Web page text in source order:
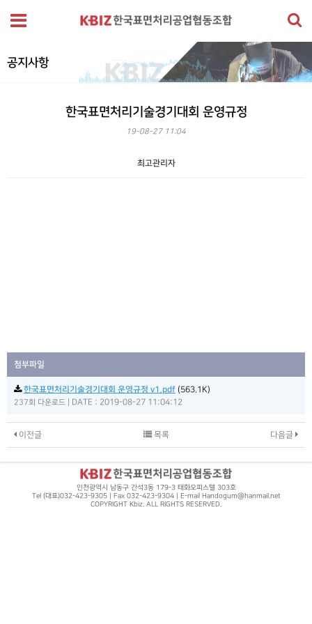
공지사항
한국표면처리기술경기대회 운영규정
19-08-27 11:04
최고관리자
첨부파일
한국표면처리기술경기대회 운영규정 v1.pdf (563.1K)
237회 다운로드 DATE : 2019-08-27 11:04:12
이전글 다음글
목록
인천광역시 남동구 간석3동 179-3 태화오피스텔 303호
Tel (대표)032-423-9305 | Fax 032-423-9304 | E-mail Handogum@hanmail.net
COPYRIGHT Kbiz. ALL RIGHTS RESERVED.